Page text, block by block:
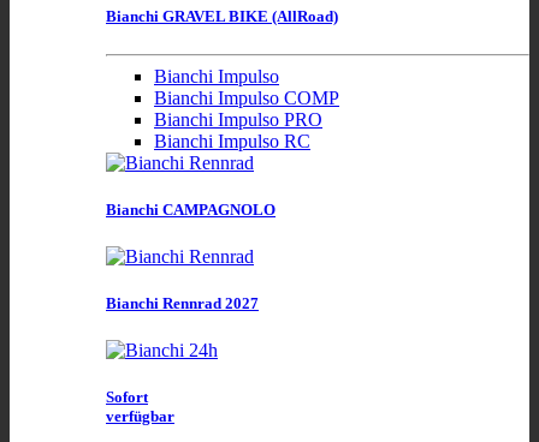
Bianchi GRAVEL BIKE (AllRoad)
Bianchi Impulso
Bianchi Impulso COMP
Bianchi Impulso PRO
Bianchi Impulso RC
Bianchi CAMPAGNOLO
Bianchi Rennrad 2027
Sofort
verfügbar